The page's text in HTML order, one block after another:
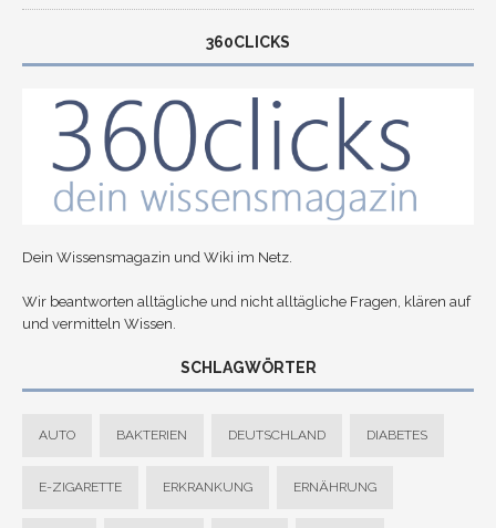
360CLICKS
Dein Wissensmagazin und Wiki im Netz.
Wir beantworten alltägliche und nicht alltägliche Fragen, klären auf
und vermitteln Wissen.
SCHLAGWÖRTER
AUTO BAKTERIEN DEUTSCHLAND DIABETES
E-ZIGARETTE ERKRANKUNG ERNÄHRUNG